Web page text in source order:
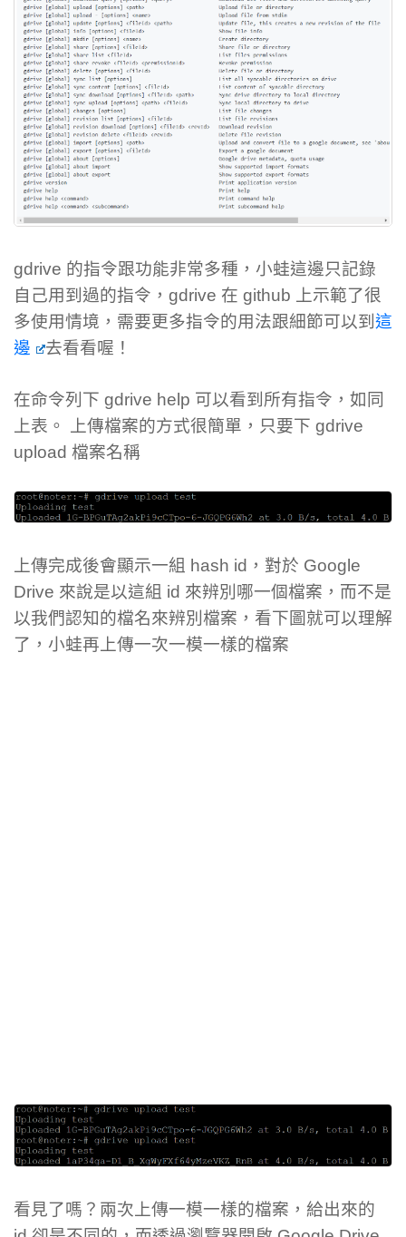
gdrive 的指令跟功能非常多種，小蛙這邊只記錄
自己用到過的指令，gdrive 在 github 上示範了很
多使用情境，需要更多指令的用法跟細節可以到 這
邊
去看看喔！
在命令列下 gdrive help 可以看到所有指令，如同
上表。 上傳檔案的方式很簡單，只要下 gdrive
upload 檔案名稱
上傳完成後會顯示一組 hash id，對於 Google
Drive 來說是以這組 id 來辨別哪一個檔案，而不是
以我們認知的檔名來辨別檔案，看下圖就可以理解
了，小蛙再上傳一次一模一樣的檔案
看見了嗎？兩次上傳一模一樣的檔案，給出來的